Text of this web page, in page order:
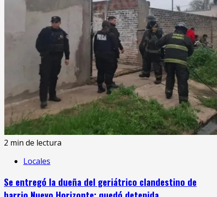
2 min de lectura
Locales
Se entregó la dueña del geriátrico clandestino de